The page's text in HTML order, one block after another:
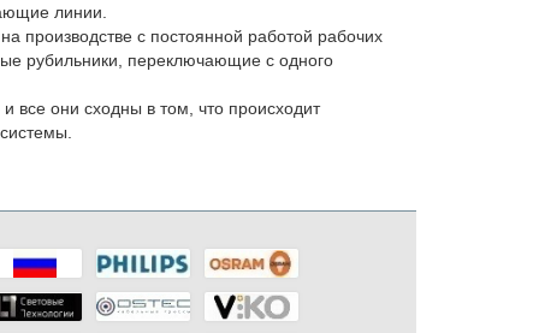
линии.
производстве с постоянной работой рабочих
рубильники, переключающие с одного
все они сходны в том, что происходит